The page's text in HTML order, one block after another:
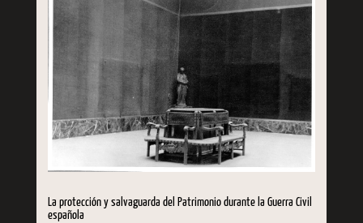
La protección y salvaguarda del Patrimonio durante la Guerra Civil
española